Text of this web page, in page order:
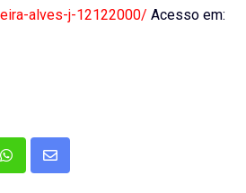
alves-j-12122000/ Acesso em:
WhatsappShare